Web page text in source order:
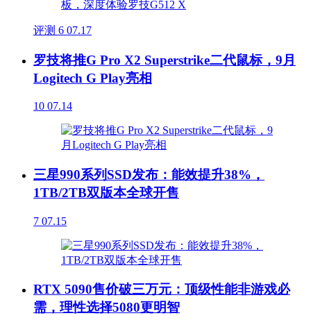
评测 6 07.17
罗技将推G Pro X2 Superstrike二代鼠标，9月
Logitech G Play亮相
10 07.14
三星990系列SSD发布：能效提升38%，
1TB/2TB双版本全球开售
7 07.15
RTX 5090售价破三万元：顶级性能非游戏必
需，理性选择5080更明智